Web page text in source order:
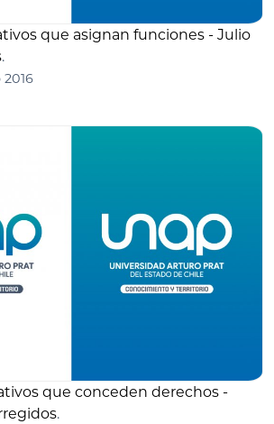
que asignan funciones - Julio
.
que conceden derechos -
.